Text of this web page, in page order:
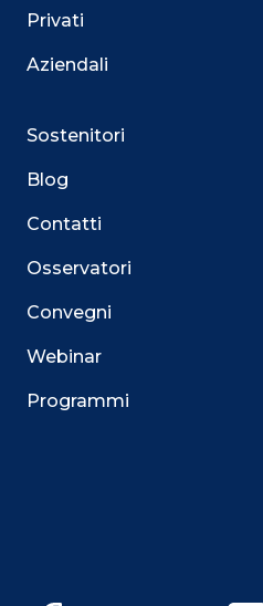
Privati
Aziendali
Sostenitori
Blog
Contatti
Osservatori
Convegni
Webinar
Programmi